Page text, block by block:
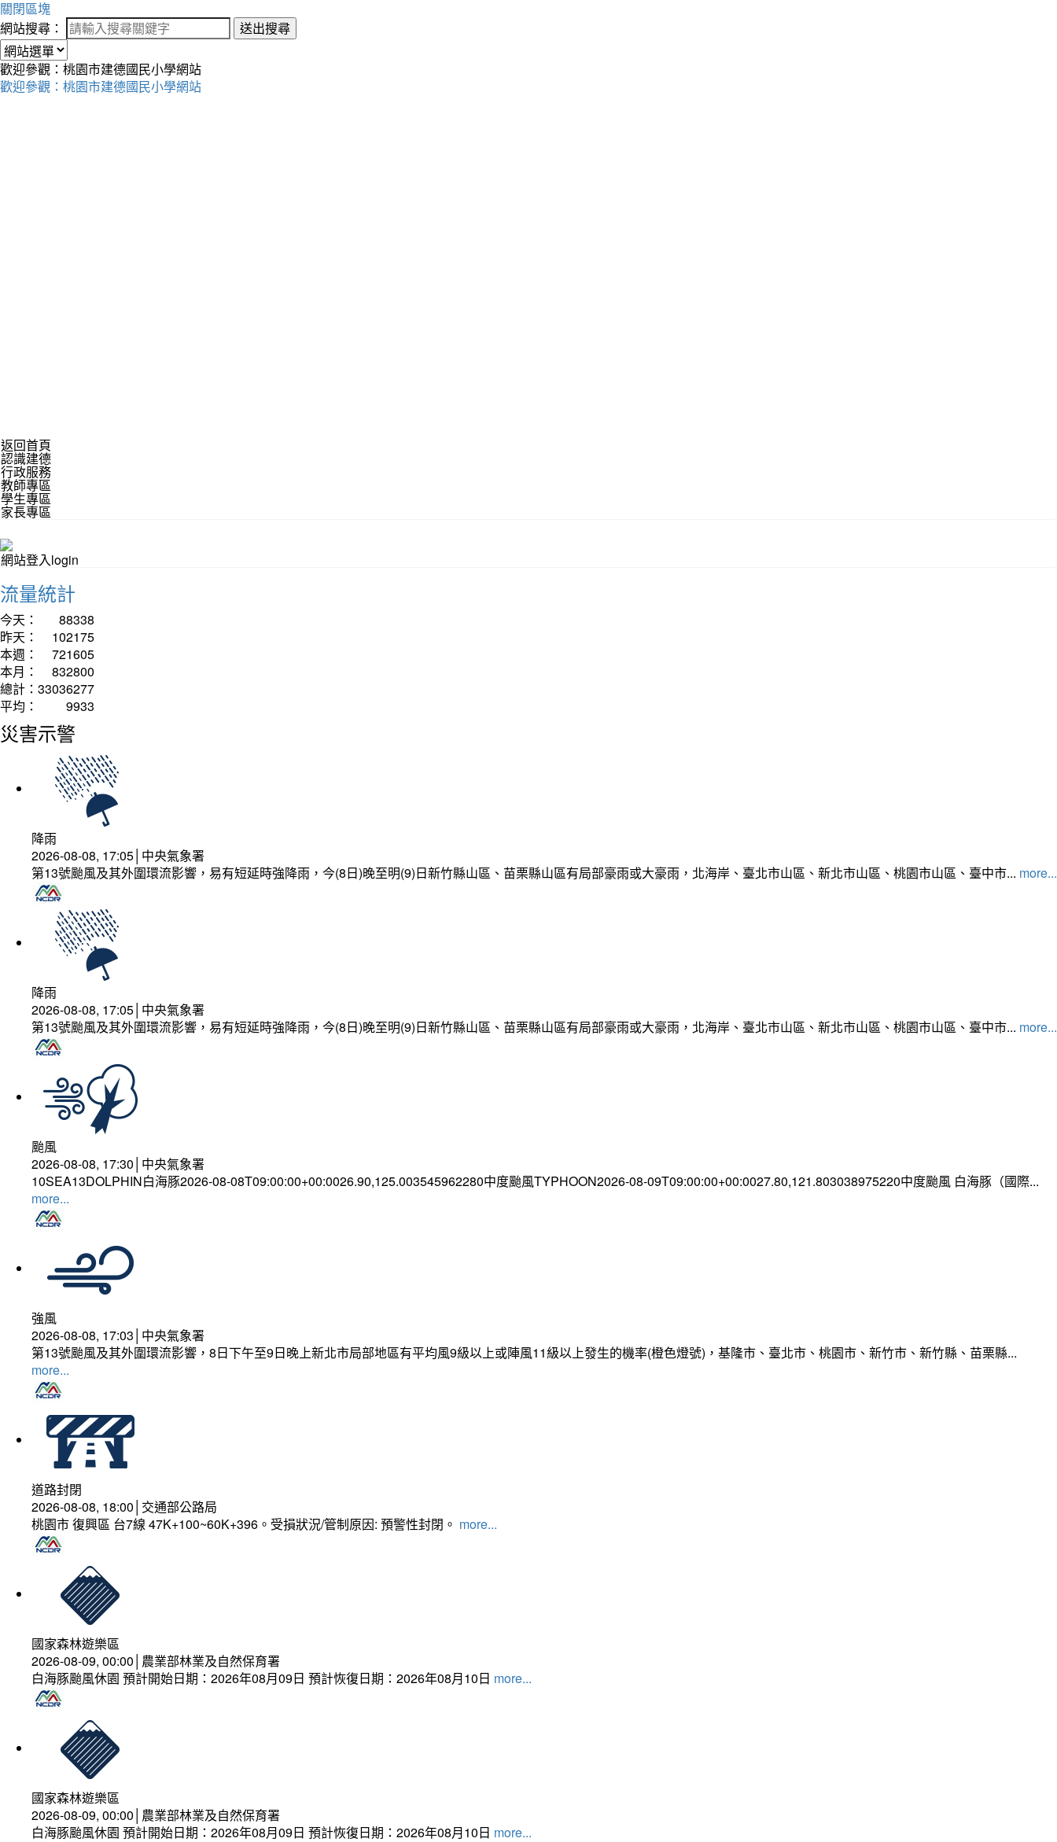
關閉區塊
網站搜尋：
送出搜尋
歡迎參觀：桃園市建德國民小學網站
歡迎參觀：桃園市建德國民小學網站
返回首頁
認識建德
行政服務
教師專區
學生專區
家長專區
網站登入login
流量統計
今天：
88338
昨天：
102175
本週：
721605
本月：
832800
總計： 33036277
平均：
9933
災害示警
降雨
2026-08-08, 17:05│中央氣象署
第13號颱風及其外圍環流影響，易有短延時強降雨，今(8日)晚至明(9)日新竹縣山區、苗栗縣山區有局部豪雨或大豪雨，北海岸、臺北市山區、新北市山區、桃園市山區、臺中市... more...
降雨
2026-08-08, 17:05│中央氣象署
第13號颱風及其外圍環流影響，易有短延時強降雨，今(8日)晚至明(9)日新竹縣山區、苗栗縣山區有局部豪雨或大豪雨，北海岸、臺北市山區、新北市山區、桃園市山區、臺中市... more...
颱風
2026-08-08, 17:30│中央氣象署
10SEA13DOLPHIN白海豚2026-08-08T09:00:00+00:0026.90,125.003545962280中度颱風TYPHOON2026-08-09T09:00:00+00:0027.80,121.803038975220中度颱風 白海豚（國際...
more...
強風
2026-08-08, 17:03│中央氣象署
第13號颱風及其外圍環流影響，8日下午至9日晚上新北市局部地區有平均風9級以上或陣風11級以上發生的機率(橙色燈號)，基隆市、臺北市、桃園市、新竹市、新竹縣、苗栗縣...
more...
道路封閉
2026-08-08, 18:00│交通部公路局
桃園市 復興區 台7線 47K+100~60K+396。受損狀況/管制原因: 預警性封閉。 more...
國家森林遊樂區
2026-08-09, 00:00│農業部林業及自然保育署
白海豚颱風休園 預計開始日期：2026年08月09日 預計恢復日期：2026年08月10日 more...
國家森林遊樂區
2026-08-09, 00:00│農業部林業及自然保育署
白海豚颱風休園 預計開始日期：2026年08月09日 預計恢復日期：2026年08月10日 more...